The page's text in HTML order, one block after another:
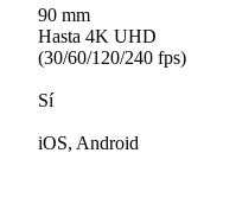
90 mm
Hasta 4K UHD
(30/60/120/240 fps)
Sí
iOS, Android